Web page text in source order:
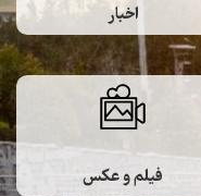
اخبار
فیلم و عکس